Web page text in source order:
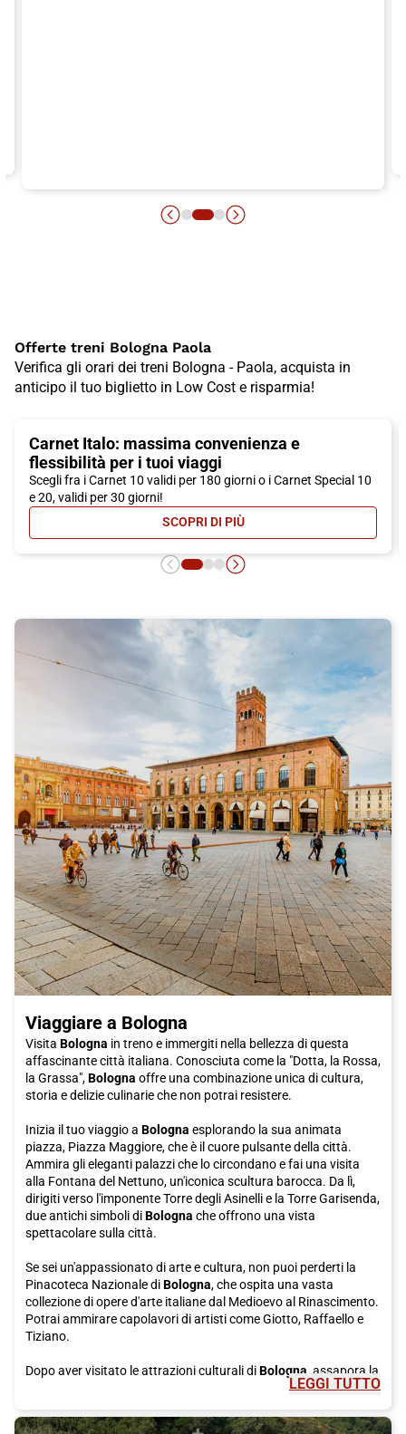
Offerte treni Bologna Paola
Verifica gli orari dei treni Bologna - Paola, acquista in
anticipo il tuo biglietto in Low Cost e risparmia!
Carnet Italo: massima convenienza e
flessibilità per i tuoi viaggi
Scegli fra i Carnet 10 validi per 180 giorni o i Carnet Special 10
e 20, validi per 30 giorni!
SCOPRI DI PIÙ- CARNET ITALO: MASSIMA
Viaggiare a Bologna
Visita Bologna in treno e immergiti nella bellezza di questa
affascinante città italiana. Conosciuta come la "Dotta, la Rossa,
la Grassa",Bologna offre una combinazione unica di cultura,
storia e delizie culinarie che non potrai resistere.
Inizia il tuo viaggio a Bologna esplorando la sua animata
piazza, Piazza Maggiore, che è il cuore pulsante della città.
Ammira gli eleganti palazzi che lo circondano e fai una visita
alla Fontana del Nettuno, un'iconica scultura barocca. Da lì,
dirigiti verso l'imponente Torre degli Asinelli e la Torre Garisenda,
due antichi simboli diBologna che offrono una vista
spettacolare sulla città.
Se sei un'appassionato di arte e cultura, non puoi perderti la
Pinacoteca Nazionale diBologna, che ospita una vasta
collezione di opere d'arte italiane dal Medioevo al Rinascimento.
Potrai ammirare capolavori di artisti come Giotto, Raffaello e
Tiziano.
Dopo aver visitato le attrazioni culturali diBologna , assapora la
sua rinomata gastronomia. Prenditi del tempo per gustare un
hanno origine proprio da questa città. Prova anche la famosa
LEGGI TUTTO